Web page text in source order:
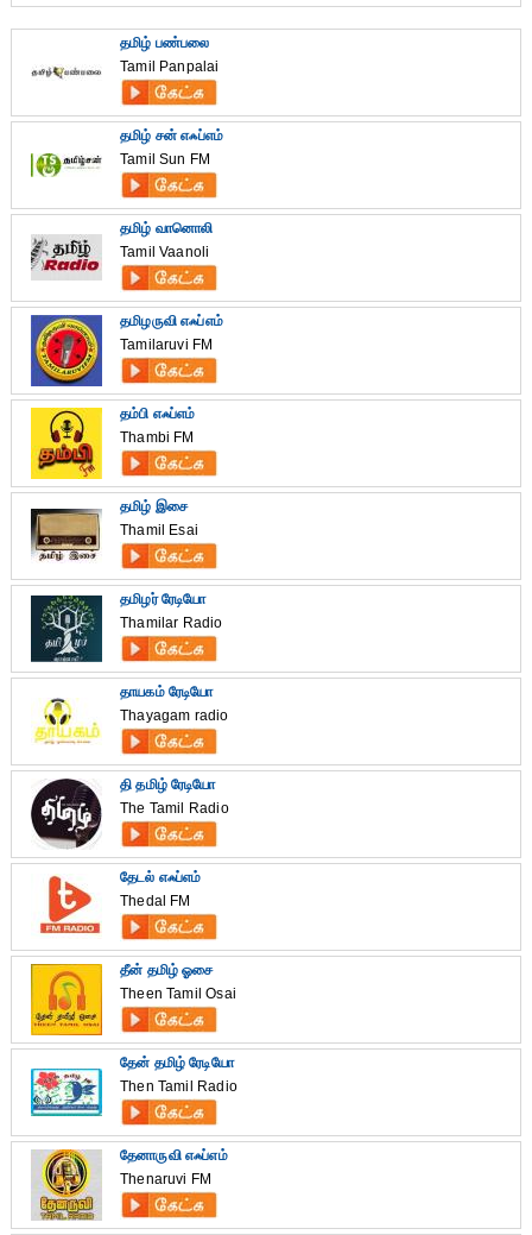
தமிழ் பண்பலை
Tamil Panpalai
தமிழ் சன் எஃப்எம்
Tamil Sun FM
தமிழ் வானொலி
Tamil Vaanoli
தமிழருவி எஃப்எம்
Tamilaruvi FM
தம்பி எஃப்எம்
Thambi FM
தமிழ் இசை
Thamil Esai
தமிழர் ரேடியோ
Thamilar Radio
தாயகம் ரேடியோ
Thayagam radio
தி தமிழ் ரேடியோ
The Tamil Radio
தேடல் எஃப்எம்
Thedal FM
தீன் தமிழ் ஓசை
Theen Tamil Osai
தேன் தமிழ் ரேடியோ
Then Tamil Radio
தேனாருவி எஃப்எம்
Thenaruvi FM